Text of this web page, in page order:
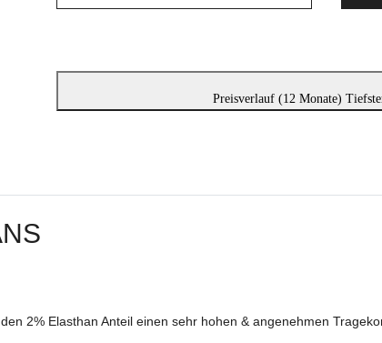
Preisverlauf (12 Monate)
2% Elasthan Anteil einen sehr hohen & angenehmen